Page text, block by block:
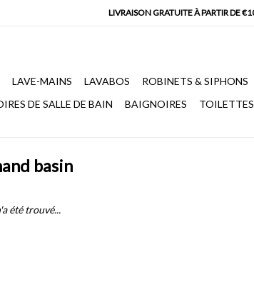
LAVE-MAINS LAVABOS ROBINETS & SIPHONS
DE SALLE DE BAIN
BAIGNOIRES TOILETTES
basin
été trouvé...